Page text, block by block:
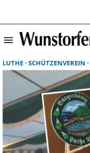
menu
LUTHE SCHÜTZENVEREIN